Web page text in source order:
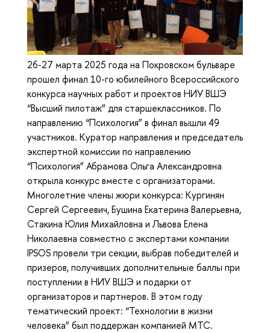
26-27 марта 2025 года на Покровском бульваре
прошел финал 10-го юбилейного Всероссийского
конкурса научных работ и проектов НИУ ВШЭ
“Высший пилотаж” для старшеклассников. По
направлению “Психология” в финал вышли 49
участников. Куратор направления и председатель
экспертной комиссии по направлению
“Психология” Абрамова Ольга Александровна
открыла конкурс вместе с организаторами.
Многолетние члены жюри конкурса: Кургинян
Сергей Сергеевич, Бушина Екатерина Валерьевна,
Стакина Юлия Михайловна и Львова Елена
Николаевна совместно с экспертами компании
IPSOS провели три секции, выбрав победителей и
призеров, получивших дополнительные баллы при
поступлении в НИУ ВШЭ и подарки от
организаторов и партнеров. В этом году
тематический проект: “Технологии в жизни
человека” был поддержан компанией МТС.